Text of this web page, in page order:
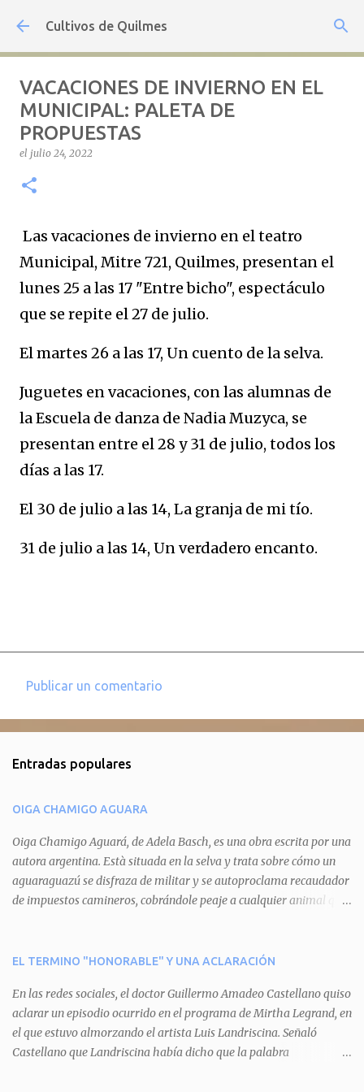
Ir al contenido principal
Cultivos de Quilmes
VACACIONES DE INVIERNO EN EL
MUNICIPAL: PALETA DE
PROPUESTAS
el julio 24, 2022
Las vacaciones de invierno en el teatro
Municipal, Mitre 721, Quilmes, presentan el
lunes 25 a las 17 "Entre bicho", espectáculo
que se repite el 27 de julio.
El martes 26 a las 17, Un cuento de la selva.
Juguetes en vacaciones, con las alumnas de
la Escuela de danza de Nadia Muzyca, se
presentan entre el 28 y 31 de julio, todos los
días a las 17.
El 30 de julio a las 14, La granja de mi tío.
31 de julio a las 14, Un verdadero encanto.
e
t
a
r
i
o
Publicar un comentario
Entradas populares
OIGA CHAMIGO AGUARA
Oiga Chamigo Aguará, de Adela Basch, es una obra escrita por una
autora argentina. Està situada en la selva y trata sobre cómo un
aguaraguazú se disfraza de militar y se autoproclama recaudador
de impuestos camineros, cobrándole peaje a cualquier animal que
aguará le provoca. De igual manera pasa con Tatú, el armadillo.
del aguará y pasa sin pagar. Por último, Tui, la cotorra, deja
expuesta la mentira del aguará y arenga a los otros tres
personajes a unirse para enfrentarlo. Finalmente, terminan por
quitarle el disfraz de militar, y el aguará huye despavorido al verse
EL TERMINO "HONORABLE" Y UNA ACLARACIÓN
En las redes sociales, el doctor Guillermo Amadeo Castellano quiso
aclarar un episodio ocurrido en el programa de Mirtha Legrand, en
el que estuvo almorzando el artista Luis Landriscina. Señaló
Castellano que Landriscina había dicho que la palabra